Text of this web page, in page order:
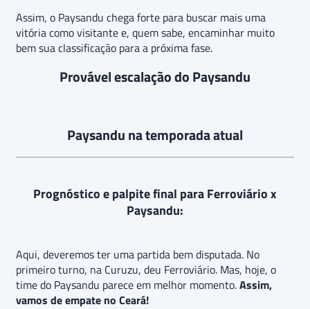
Assim, o Paysandu chega forte para buscar mais uma
vitória como visitante e, quem sabe, encaminhar muito
bem sua classificação para a próxima fase.
Provável escalação do Paysandu
Paysandu na temporada atual
Prognóstico e palpite final paraFerroviário x
Paysandu:
Aqui, deveremos ter uma partida bem disputada. No
primeiro turno, na Curuzu, deu Ferroviário. Mas, hoje, o
time do Paysandu parece em melhor momento.Assim,
vamos de empate no Ceará!